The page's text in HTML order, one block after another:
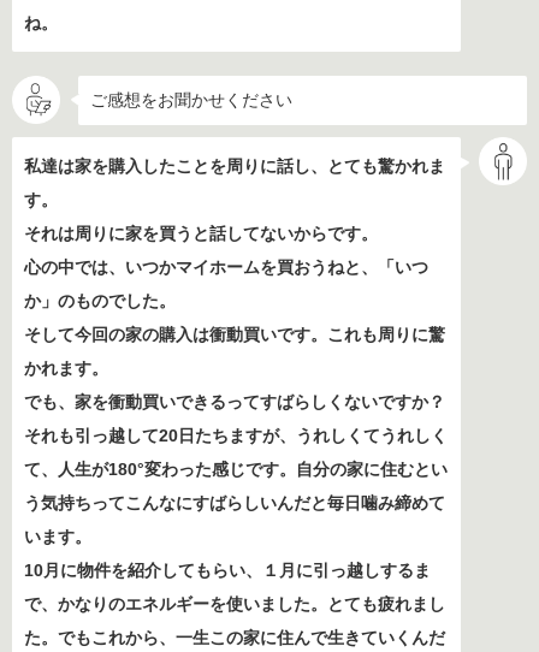
ね。
ご感想をお聞かせください
私達は家を購入したことを周りに話し、とても驚かれま
す。
それは周りに家を買うと話してないからです。
心の中では、いつかマイホームを買おうねと、「いつ
か」のものでした。
そして今回の家の購入は衝動買いです。これも周りに驚
かれます。
でも、家を衝動買いできるってすばらしくないですか？
それも引っ越して20日たちますが、うれしくてうれしく
て、人生が180°変わった感じです。自分の家に住むとい
う気持ちってこんなにすばらしいんだと毎日噛み締めて
います。
10月に物件を紹介してもらい、１月に引っ越しするま
で、かなりのエネルギーを使いました。とても疲れまし
た。でもこれから、一生この家に住んで生きていくんだ